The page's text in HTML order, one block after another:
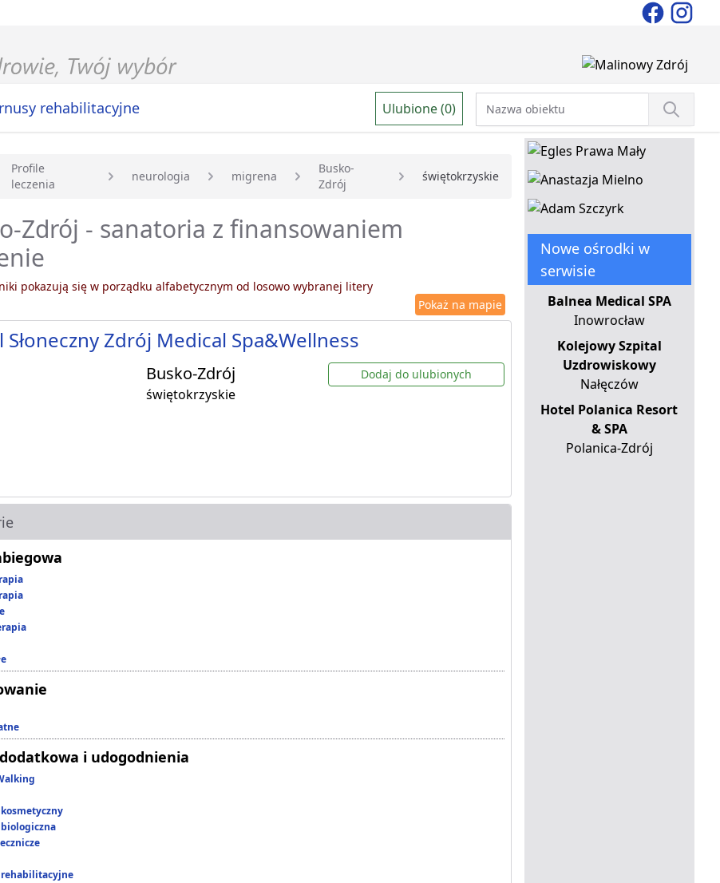
rehabilitacyjne Ulubione (0)
Profile
leczenia
neurologia migrena
Busko-
Zdrój
świętokrzyskie
Zdrój - sanatoria z finansowaniem
pokazują się w porządku alfabetycznym od losowo wybranej litery
Pokaż na mapie
Słoneczny Zdrój Medical Spa&Wellness
Busko-Zdrój
świętokrzyskie
Dodaj do ulubionych
i udogodnienia
Nowe ośrodki w
serwisie
Balnea Medical SPA
Inowrocław
Kolejowy Szpital
Uzdrowiskowy
Nałęczów
Hotel Polanica Resort
& SPA
Polanica-Zdrój